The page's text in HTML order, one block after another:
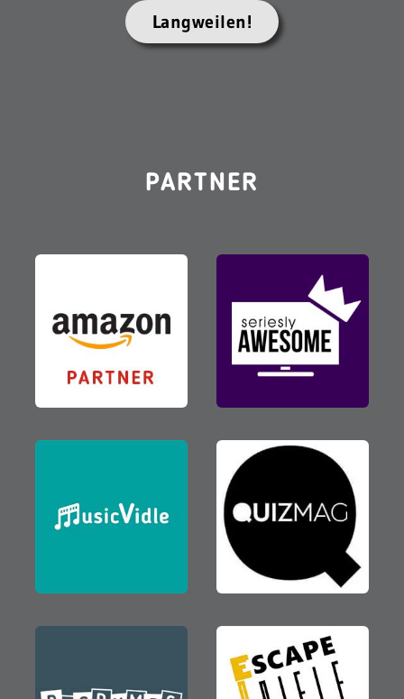
Langweilen!
PARTNER